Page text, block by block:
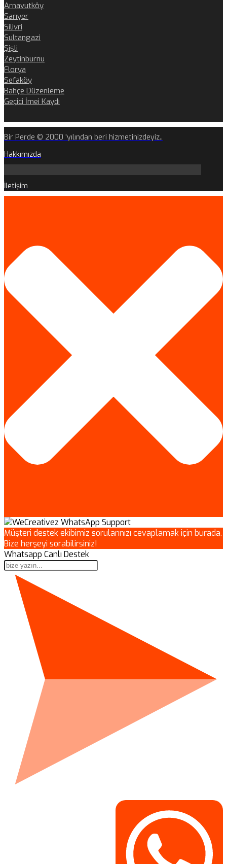
Arnavutköy
Sarıyer
Silivri
Sultangazi
Şişli
Zeytinburnu
Florya
Sefaköy
Bahçe Düzenleme
Geçici İmei Kaydı
Bir Perde © 2000 'yılından beri hizmetinizdeyiz..
Hakkımızda
İletişim
Müşteri destek ekibimiz sorularınızı cevaplamak için burada.
Bize herşeyi sorabilirsiniz!
Whatsapp Canlı Destek